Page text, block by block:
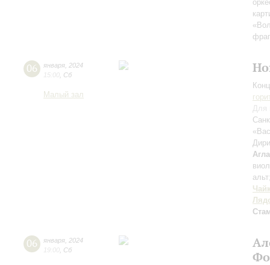
06 января 2024
15:00 Сб
Малый зал
Для
06 января 2024
19:00 Сб